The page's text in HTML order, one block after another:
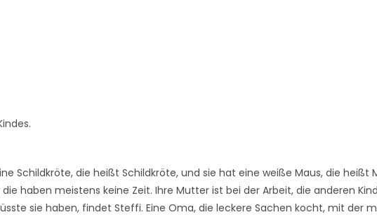
Schildkröte, die heißt Schildkröte, und sie hat eine weiße Maus, die heißt
haben meistens keine Zeit. Ihre Mutter ist bei der Arbeit, die anderen
sie haben, findet Steffi. Eine Oma, die leckere Sachen kocht, mit der